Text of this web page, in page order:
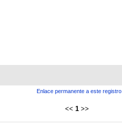
Enlace permanente a este registro
<< 1 >>